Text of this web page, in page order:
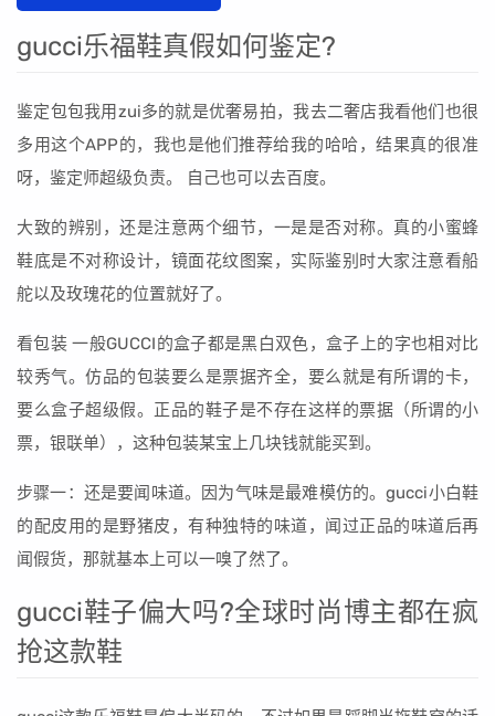
gucci乐福鞋真假如何鉴定?
鉴定包包我用zui多的就是优奢易拍，我去二奢店我看他们也很
多用这个APP的，我也是他们推荐给我的哈哈，结果真的很准
呀，鉴定师超级负责。 自己也可以去百度。
大致的辨别，还是注意两个细节，一是是否对称。真的小蜜蜂
鞋底是不对称设计，镜面花纹图案，实际鉴别时大家注意看船
舵以及玫瑰花的位置就好了。
看包装 一般GUCCI的盒子都是黑白双色，盒子上的字也相对比
较秀气。仿品的包装要么是票据齐全，要么就是有所谓的卡，
要么盒子超级假。正品的鞋子是不存在这样的票据（所谓的小
票，银联单），这种包装某宝上几块钱就能买到。
步骤一：还是要闻味道。因为气味是最难模仿的。gucci小白鞋
的配皮用的是野猪皮，有种独特的味道，闻过正品的味道后再
闻假货，那就基本上可以一嗅了然了。
gucci鞋子偏大吗?全球时尚博主都在疯
抢这款鞋